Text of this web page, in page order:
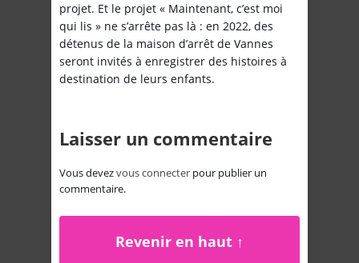
projet. Et le projet « Maintenant, c’est moi
qui lis » ne s’arrête pas là : en 2022, des
détenus de la maison d’arrêt de Vannes
seront invités à enregistrer des histoires à
destination de leurs enfants.
Laisser un commentaire
Vous devezvous connecter pour publier un
commentaire.
Revenir en haut ↑